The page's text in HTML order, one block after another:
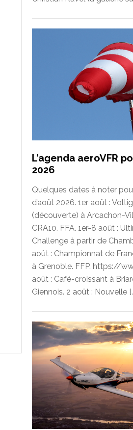
L’agenda aeroVFR
2026
Quelques dates à noter
d’août 2026. 1er août :
(découverte) à Arcachon-
CRA10. FFA. 1er-8 août :
Challenge à partir de
août : Championnat de
à Grenoble. FFP. https://
août : Café-croissant à
Giennois. 2 août : Nouvelle